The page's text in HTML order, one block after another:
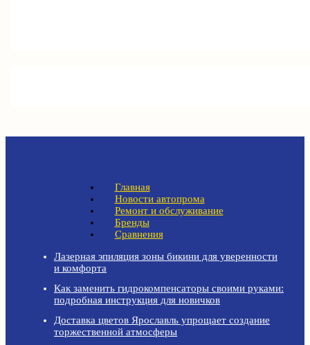
Главная
Новости автопрома
Ремонт и обслуживание
Бренды
Сравнения
Лазерная эпиляция зоны бикини для уверенности
и комфорта
Как заменить гидрокомпенсаторы своими руками:
подробная инструкция для новичков
Доставка цветов Ярославль упрощает создание
торжественной атмосферы